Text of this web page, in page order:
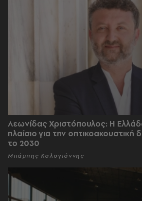
Λεωνίδας Χριστόπουλος: Η
πλαίσιο για την οπτικοακουστική
το 2030
Μπάμπης Καλογιάννης